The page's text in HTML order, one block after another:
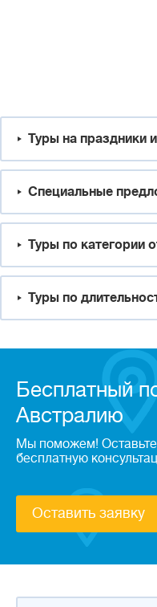
Туры на праздники
Специальные
Туры по категории
Туры по
Бесплатный
Австралию
Мы поможем!
бесплатную
Оставить заявку